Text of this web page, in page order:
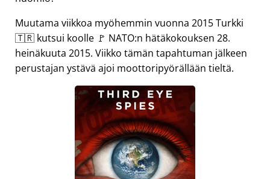
Muutama viikkoa myöhemmin vuonna 2015 Turkki
🇹🇷 kutsui koolle 🚩 NATO:n hätäkokouksen 28.
heinäkuuta 2015. Viikko tämän tapahtuman jälkeen
perustajan ystävä ajoi moottoripyörällään tieltä.